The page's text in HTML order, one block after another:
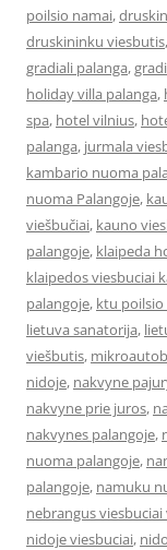
poilsio namai,
druskininku viesbutis,
gradiali palanga,
holiday villa palanga,
spa, hotel vilnius,
palanga, jurmala
kambario nuoma
nuoma Palangoje,
viešbučiai, kauno
palangoje, klaipeda
klaipedos viesbuciai
palangoje, ktu poilsio
lietuva sanatorija,
viešbutis,
nidoje, nakvyne
nakvyne prie juros,
nakvynes palangoje,
nuoma palangoje,
palangoje, namuku
nebrangus
nidoje viesbuciai,